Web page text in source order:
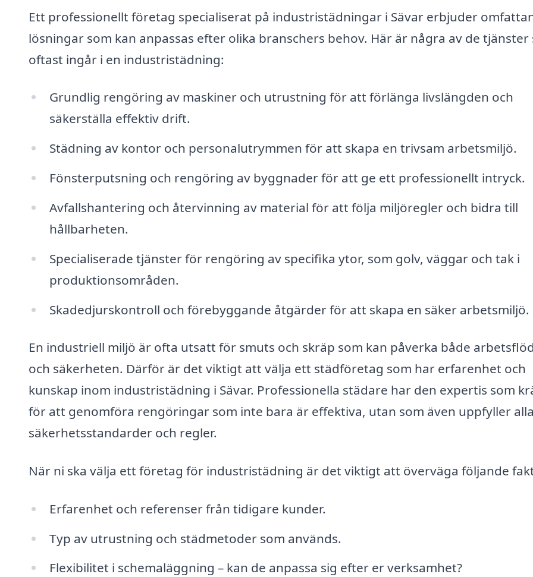
Ett professionellt företag specialiserat på industristädningar i Sävar erbjuder
lösningar som kan anpassas efter olika branschers behov. Här är några av de tjänster
oftast ingår i en industristädning:
Grundlig rengöring av maskiner och utrustning för att förlänga livslängden och
säkerställa effektiv drift.
Städning av kontor och personalutrymmen för att skapa en trivsam arbetsmiljö.
Fönsterputsning och rengöring av byggnader för att ge ett professionellt intryck.
Avfallshantering och återvinning av material för att följa miljöregler och bidra till
hållbarheten.
Specialiserade tjänster för rengöring av specifika ytor, som golv, väggar och tak i
produktionsområden.
Skadedjurskontroll och förebyggande åtgärder för att skapa en säker arbetsmiljö.
En industriell miljö är ofta utsatt för smuts och skräp som kan påverka både
och säkerheten. Därför är det viktigt att välja ett städföretag som har erfarenhet och
kunskap inom industristädning i Sävar. Professionella städare har den expertis som
för att genomföra rengöringar som inte bara är effektiva, utan som även uppfyller alla
säkerhetsstandarder och regler.
När ni ska välja ett företag för industristädning är det viktigt att överväga följande
Erfarenhet och referenser från tidigare kunder.
Typ av utrustning och städmetoder som används.
Flexibilitet i schemaläggning – kan de anpassa sig efter er verksamhet?